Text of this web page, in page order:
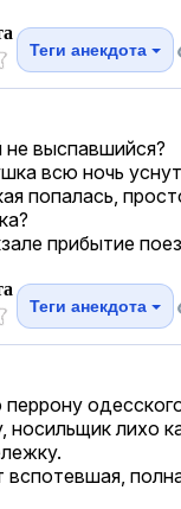
Теги анекдота
не выспавшийся?
всю ночь
попалась,
прибытие
Теги анекдота
носильщик лихо
вспотевшая,